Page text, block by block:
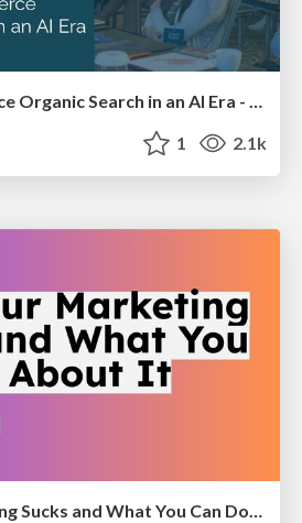
Winning Ecommerce Organic Search in an AI Era - #searchnstuff2025
1 2.1k
Why Your Marketing Sucks and What You Can Do About It - Sophie Logan